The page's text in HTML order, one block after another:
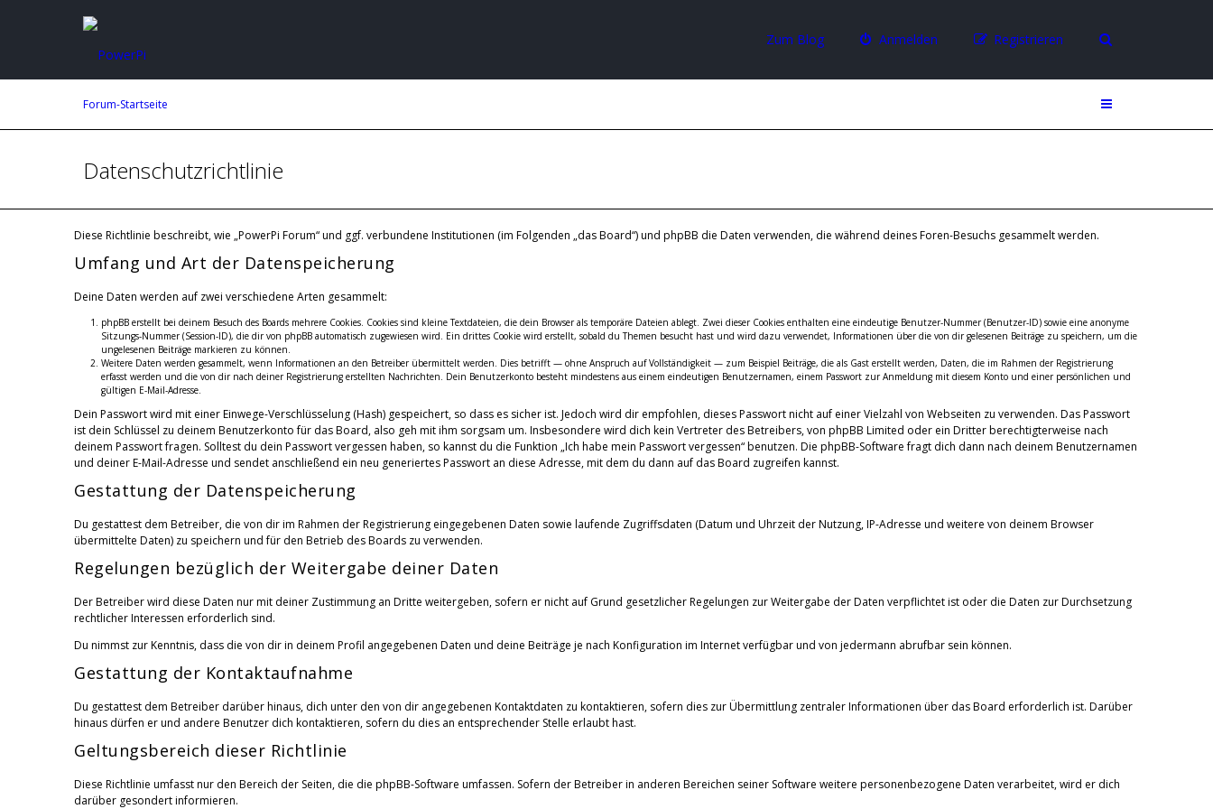
Zum Blog Anmelden Registrieren
Forum-Startseite
Datenschutzrichtlinie
Diese Richtlinie beschreibt, wie „PowerPi Forum“ und ggf. verbundene Institutionen (im Folgenden „das Board“) und phpBB die Daten verwenden, die während deines Foren-Besuchs gesammelt werden.
Umfang und Art der Datenspeicherung
Deine Daten werden auf zwei verschiedene Arten gesammelt:
phpBB erstellt bei deinem Besuch des Boards mehrere Cookies. Cookies sind kleine Textdateien, die dein Browser als temporäre Dateien ablegt. Zwei dieser Cookies enthalten eine eindeutige Benutzer-Nummer (Benutzer-ID) sowie eine anonyme
Sitzungs-Nummer (Session-ID), die dir von phpBB automatisch zugewiesen wird. Ein drittes Cookie wird erstellt, sobald du Themen besucht hast und wird dazu verwendet, Informationen über die von dir gelesenen Beiträge zu speichern, um die
ungelesenen Beiträge markieren zu können.
Weitere Daten werden gesammelt, wenn Informationen an den Betreiber übermittelt werden. Dies betrifft — ohne Anspruch auf Vollständigkeit — zum Beispiel Beiträge, die als Gast erstellt werden, Daten, die im Rahmen der Registrierung
erfasst werden und die von dir nach deiner Registrierung erstellten Nachrichten. Dein Benutzerkonto besteht mindestens aus einem eindeutigen Benutzernamen, einem Passwort zur Anmeldung mit diesem Konto und einer persönlichen und
gültigen E-Mail-Adresse.
Dein Passwort wird mit einer Einwege-Verschlüsselung (Hash) gespeichert, so dass es sicher ist. Jedoch wird dir empfohlen, dieses Passwort nicht auf einer Vielzahl von Webseiten zu verwenden. Das Passwort
ist dein Schlüssel zu deinem Benutzerkonto für das Board, also geh mit ihm sorgsam um. Insbesondere wird dich kein Vertreter des Betreibers, von phpBB Limited oder ein Dritter berechtigterweise nach
deinem Passwort fragen. Solltest du dein Passwort vergessen haben, so kannst du die Funktion „Ich habe mein Passwort vergessen“ benutzen. Die phpBB-Software fragt dich dann nach deinem Benutzernamen
und deiner E-Mail-Adresse und sendet anschließend ein neu generiertes Passwort an diese Adresse, mit dem du dann auf das Board zugreifen kannst.
Gestattung der Datenspeicherung
Du gestattest dem Betreiber, die von dir im Rahmen der Registrierung eingegebenen Daten sowie laufende Zugriffsdaten (Datum und Uhrzeit der Nutzung, IP-Adresse und weitere von deinem Browser
übermittelte Daten) zu speichern und für den Betrieb des Boards zu verwenden.
Regelungen bezüglich der Weitergabe deiner Daten
Der Betreiber wird diese Daten nur mit deiner Zustimmung an Dritte weitergeben, sofern er nicht auf Grund gesetzlicher Regelungen zur Weitergabe der Daten verpflichtet ist oder die Daten zur Durchsetzung
rechtlicher Interessen erforderlich sind.
Du nimmst zur Kenntnis, dass die von dir in deinem Profil angegebenen Daten und deine Beiträge je nach Konfiguration im Internet verfügbar und von jedermann abrufbar sein können.
Gestattung der Kontaktaufnahme
Du gestattest dem Betreiber darüber hinaus, dich unter den von dir angegebenen Kontaktdaten zu kontaktieren, sofern dies zur Übermittlung zentraler Informationen über das Board erforderlich ist. Darüber
hinaus dürfen er und andere Benutzer dich kontaktieren, sofern du dies an entsprechender Stelle erlaubt hast.
Geltungsbereich dieser Richtlinie
Diese Richtlinie umfasst nur den Bereich der Seiten, die die phpBB-Software umfassen. Sofern der Betreiber in anderen Bereichen seiner Software weitere personenbezogene Daten verarbeitet, wird er dich
darüber gesondert informieren.